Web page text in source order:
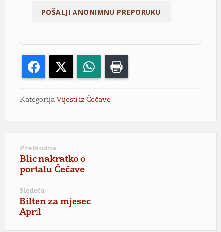
Facebook WhatsApp
Kategorija Vijesti iz Čečave
Prethodna
Blic nakratko o
portalu Čečave
Sledeća
Bilten za mjesec
April